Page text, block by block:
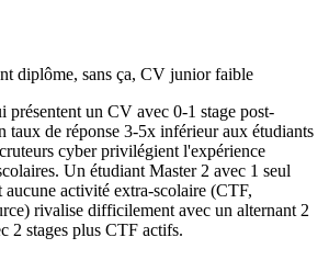
diplôme, sans ça, CV junior faible
présentent un CV avec 0-1 stage post-
taux de réponse 3-5x inférieur aux étudiants
cyber privilégient l'expérience
Un étudiant Master 2 avec 1 seul
aucune activité extra-scolaire (CTF,
rivalise difficilement avec un alternant 2
2 stages plus CTF actifs.